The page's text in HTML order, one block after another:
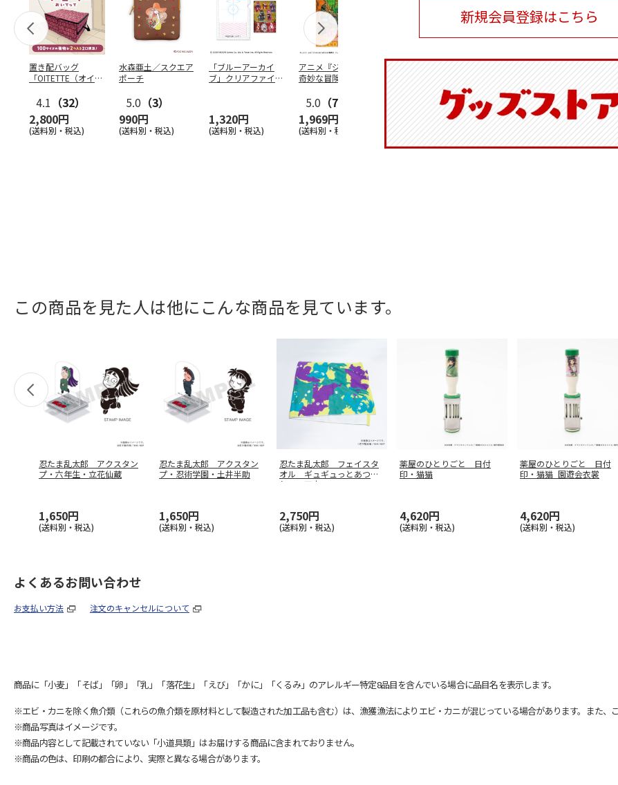
置き配バッグ
「OITETTE（オイテ
4.1 （32）
2,800円
(送料別・税込)
水森亜土／スクエア
ポーチ
5.0 （3）
990円
(送料別・税込)
「ブルーアーカイ
ブ」クリアファイル
1,320円
(送料別・税込)
アニメ『ジョジョの
奇妙な冒険 黄金の
セッ…
5.0 （7）
1,969円
(送料別・税込)
水森亜土／ステッカ
ーセット
600円
(送料別・税込)
リラックマ／マルチ
5.0（6）
1,100円
(送料別・税込)
令和八年
優勝力士純
【安青錦】
605,000円
(送料・税込)
新規会員登録はこちら
この商品を見た人は他にこんな商品を見ています。
忍たま乱太郎 アクスタン
プ・六年生・立花仙蔵
1,650円
(送料別・税込)
忍たま乱太郎 アクスタン
プ・忍術学園・土井半助
1,650円
(送料別・税込)
忍たま乱太郎 フェイスタ
オル ギュギュっとあつま
れ！一四六
2,750円
(送料別・税込)
薬屋のひとりごと 日付
印・猫猫
4,620円
(送料別・税込)
薬屋のひとりごと 日付
印・猫猫_園遊会衣裳
4,620円
(送料別・税込)
よくあるお問い合わせ
お支払い方法 注文のキャンセルについて
商品に「小麦」「そば」「卵」「乳」「落花生」「えび」「かに」「くるみ」のアレルギー特定8品目を含んでいる場合に品目名を表示します。
※エビ・カニを除く魚介類（これらの魚介類を原材料として製造された加工品も含む）は、漁獲漁法によりエビ・カニが混じっている場合があります。また、
※商品写真はイメージです。
※商品内容として記載されていない「小道具類」はお届けする商品に含まれておりません。
※商品の色は、印刷の都合により、実際と異なる場合があります。